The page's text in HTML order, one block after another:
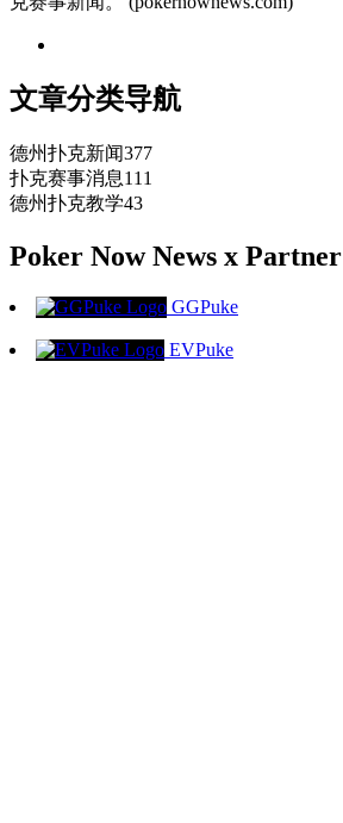
文章分类导航
德州扑克新闻377
扑克赛事消息111
德州扑克教学43
Poker Now News x Partner
GGPuke
EVPuke